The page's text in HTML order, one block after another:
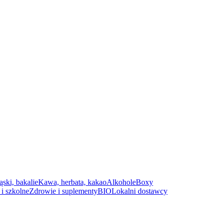
bakalieKawa, herbata, kakaoAlkoholeBoxy
szkolneZdrowie i suplementyBIOLokalni dostawcy